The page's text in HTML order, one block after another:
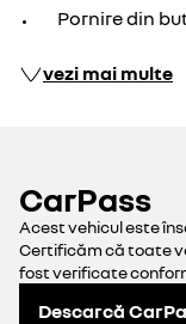
Pornire din
vezi mai multe
CarPass
Acest vehicul este
Certificăm că toate
fost verificate
Descarcă